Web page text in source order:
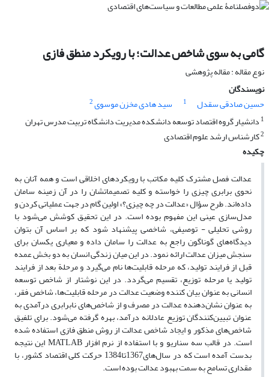
گامی به سوی شاخص عدالت؛ با رویکرد منطق فازی
نوع مقاله : مقاله پژوهشی
نویسندگان
حسین صادقی سقدل
1 سید هادی مخزن موسوی2
1 دانشیار گروه اقتصاد توسعه دانشکده مدیریت دانشگاه تربیت مدرس تهران
2کارشناس ارشد علوم اقتصادی
چکیده
عدالت فصل مشترک کلیه مکاتب با رویکردهای اخلاقی است و همه آنان به
نحوی برابری چیزی را خواسته و کلیه تصمیماتشان را در آن زمینه سامان
داده‌اند. طرح سؤال «عدالت در چه چیزی؟» اولین گام در جهت عملیاتی کردن و
مدل‌سازی عینی این مفهوم بوده است. در این تحقیق کوشش می‌شود با
روشی تحلیلی - توصیفی، شاخصی پیشنهاد شود که بر اساس آن بتوان
دیدگاه‌های گوناگون راجع به عدالت را سامان داده و معیاری یکسان برای
سنجش میزان عدالت ارائه نمود. در این میان زندگی انسان به دو بخش عمده
قبل از فرایند تولید، که مرحله قابلیت‌ها نام می‌گیرد و مرحلة بعد از فرایند
تولید یا مرحله توزیع، تقسیم می‌گردد. در این نوشتار از شاخص توسعه
انسانی به عنوان بیان کننده وضعیت عدالت در مرحله قابلیت‌ها، شاخص فقر،
به عنوان نشان‌دهنده عدالت در مصرف و از شاخص‌های نابرابری درآمدی به
عنوان تبیین‌کنندگان توزیع عادلانه درآمد، بهره گرفته می‌شود. برای تلفیق
شاخص‌های مذکور و ایجاد شاخص عدالت از روش منطق فازی استفاده شده
است. در قالب سه سناریو و با استفاده از نرم افزار MATLAB این نتیجه
بدست آمده است که در سال‌های1367تا1384 حرکت کلی اقتصاد کشور، با
مقداری تسامح به سمت بهبود عدالت بوده است.